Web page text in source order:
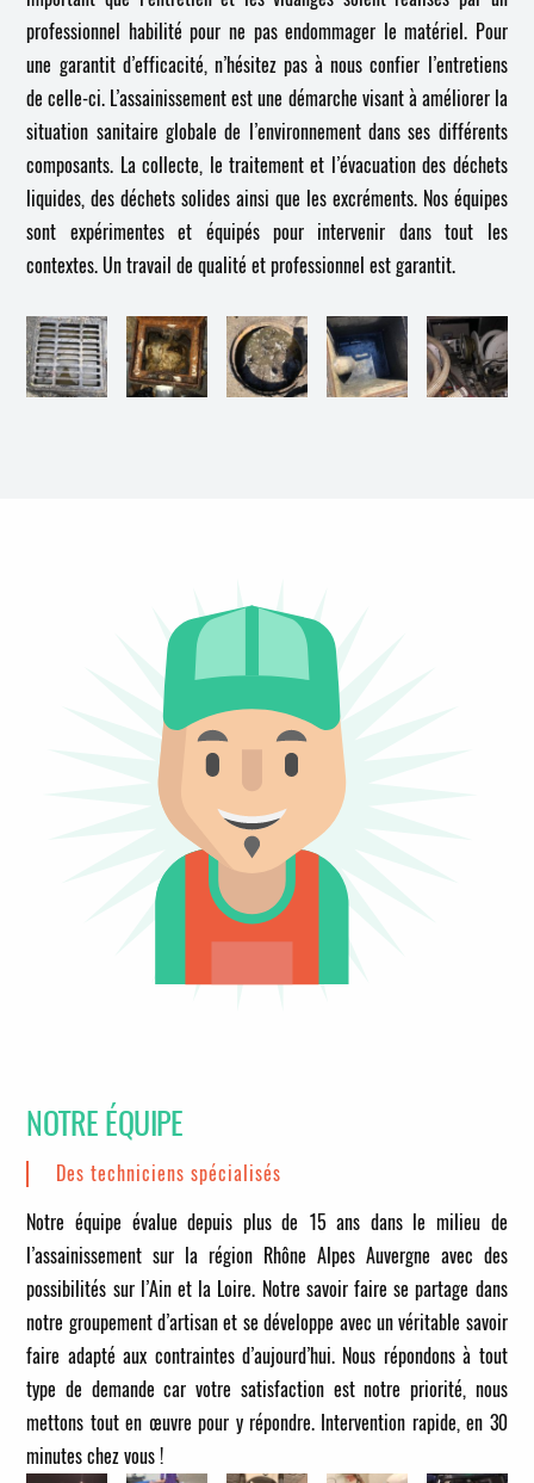
professionnel habilité pour ne pas endommager le matériel. Pour
une garantit d’efficacité, n’hésitez pas à nous confier l’entretiens
de celle-ci. L’assainissement est une démarche visant à améliorer la
situation sanitaire globale de l’environnement dans ses différents
composants. La collecte, le traitement et l’évacuation des déchets
liquides, des déchets solides ainsi que les excréments. Nos équipes
sont expérimentes et équipés pour intervenir dans tout les
contextes. Un travail de qualité et professionnel est garantit.
NOTRE ÉQUIPE
Des techniciens spécialisés
Notre équipe évalue depuis plus de 15 ans dans le milieu de
l’assainissement sur la région Rhône Alpes Auvergne avec des
possibilités sur l’Ain et la Loire. Notre savoir faire se partage dans
notre groupement d’artisan et se développe avec un véritable savoir
faire adapté aux contraintes d’aujourd’hui. Nous répondons à tout
type de demande car votre satisfaction est notre priorité, nous
mettons tout en œuvre pour y répondre. Intervention rapide, en 30
minutes chez vous !